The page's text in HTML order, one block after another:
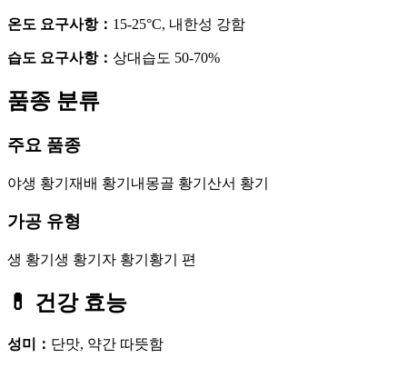
온도 요구사항： 15-25°C, 내한성 강함
습도 요구사항： 상대습도 50-70%
품종 분류
주요 품종
야생 황기 재배 황기 내몽골 황기 산서 황기
가공 유형
생 황기 생 황기 자 황기 황기 편
💊 건강 효능
성미 ： 단맛, 약간 따뜻함